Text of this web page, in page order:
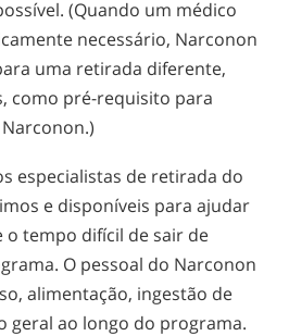
(Quando um médico
necessário, Narconon
uma retirada diferente,
como pré-requisito para
especialistas de retirada do
e disponíveis para ajudar
tempo difícil de sair de
O pessoal do Narconon
alimentação, ingestão de
geral ao longo do programa.